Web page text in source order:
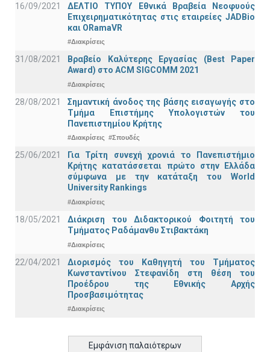
16/09/2021
ΔΕΛΤΙΟ ΤΥΠΟΥ Εθνικά Βραβεία Νεοφυούς
Επιχειρηματικότητας στις εταιρείες JADBio
και ORamaVR
#Διακρίσεις
31/08/2021
Βραβείο Καλύτερης Εργασίας (Best Paper
Award) στο ACM SIGCOMM 2021
#Διακρίσεις
28/08/2021
Σημαντική άνοδος της βάσης εισαγωγής στο
Τμήμα Επιστήμης Υπολογιστών του
Πανεπιστημίου Κρήτης
#Διακρίσεις #Σπουδές
25/06/2021
Για Τρίτη συνεχή χρονιά το Πανεπιστήμιο
Κρήτης κατατάσσεται πρώτο στην Ελλάδα
σύμφωνα με την κατάταξη του World
University Rankings
#Διακρίσεις
18/05/2021
Διάκριση του Διδακτορικού Φοιτητή του
Τμήματος Ραδάμανθυ Στιβακτάκη
#Διακρίσεις
22/04/2021
Διορισμός του Καθηγητή του Τμήματος
Κωνσταντίνου Στεφανίδη στη θέση του
Προέδρου της Εθνικής Αρχής
Προσβασιμότητας
#Διακρίσεις
Εμφάνιση παλαιότερων